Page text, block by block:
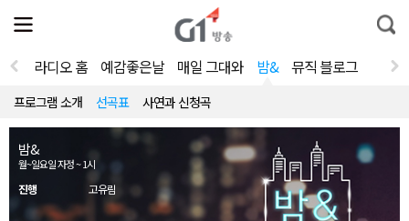
전
체
뉴
열
통
합
라디오 홈 예감좋은날 매일 그대와 밤& 뮤직 블로그
프로그램 소개 선곡표 사연과 신청곡
밤&
월~일요일 자정 ~ 1시
진행 고유림